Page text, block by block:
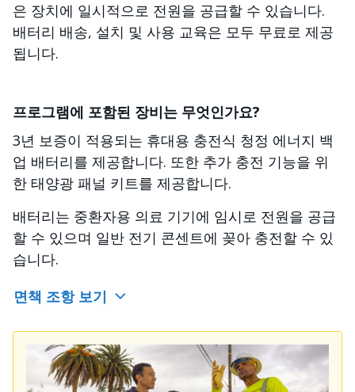
은 장치에 일시적으로 전원을 공급할 수 있습니다.
배터리 배송, 설치 및 사용 교육은 모두 무료로 제공
됩니다.
프로그램에 포함된 장비는 무엇인가요?
3년 보증이 적용되는 휴대용 충전식 청정 에너지 백
업 배터리를 제공합니다. 또한 추가 충전 기능을 위
한 태양광 패널 키트를 제공합니다.
배터리는 중환자용 의료 기기에 임시로 전원을 공급
할 수 있으며 일반 전기 콘센트에 꽂아 충전할 수 있
습니다.
면책 조항 보기